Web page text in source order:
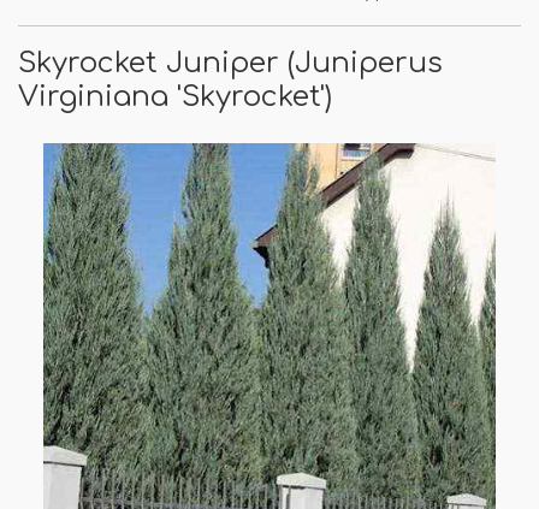
Skyrocket Juniper (Juniperus
Virginiana 'Skyrocket')